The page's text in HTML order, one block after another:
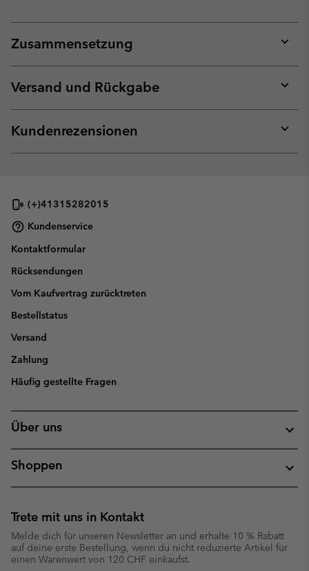
Zusammensetzung
or
Versand und Rückgabe
or
Kundenrezensionen
or
(+)41315282015
Kundenservice
Kontaktformular
Rücksendungen
Vom Kaufvertrag zurücktreten
Bestellstatus
Versand
Zahlung
Häufig gestellte Fragen
Über uns
Shoppen
Trete mit uns in Kontakt
Melde dich für unseren Newsletter an und erhalte 10 % Rabatt
auf deine erste Bestellung, wenn du nicht reduzierte Artikel für
einen Warenwert von 120 CHF einkaufst.